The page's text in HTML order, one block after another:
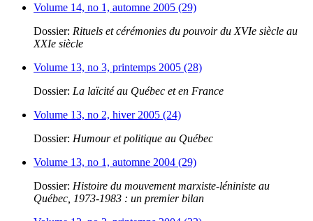
Volume 14, no 1, automne 2005 (29)
Dossier: Rituels et cérémonies du pouvoir du XVIe siècle au
XXIe siècle
Volume 13, no 3, printemps 2005 (28)
Dossier: La laïcité au Québec et en France
Volume 13, no 2, hiver 2005 (24)
Dossier: Humour et politique au Québec
Volume 13, no 1, automne 2004 (29)
Dossier: Histoire du mouvement marxiste-léniniste au
Québec, 1973-1983 : un premier bilan